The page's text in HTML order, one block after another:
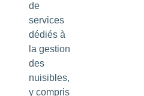
de
services
dédiés à
la gestion
des
nuisibles,
y compris